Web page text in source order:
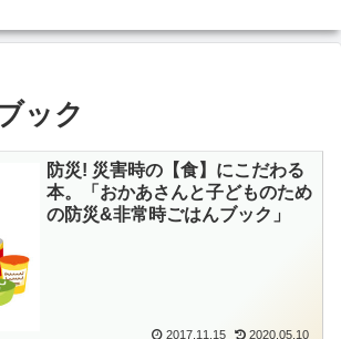
ック
防災! 災害時の【食】にこだわる
本。「おかあさんと子どものため
の防災&非常時ごはんブック」
2017.11.15 2020.05.10